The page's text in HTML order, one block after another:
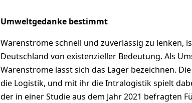
Umweltgedanke bestimmt
Warenströme schnell und zuverlässig zu lenken,
Deutschland von existenzieller Bedeutung. Als
Warenströme lässt sich das Lager bezeichnen.
die Logistik, und mit ihr die Intralogistik spielt
der in einer Studie aus dem Jahr 2021 befragten